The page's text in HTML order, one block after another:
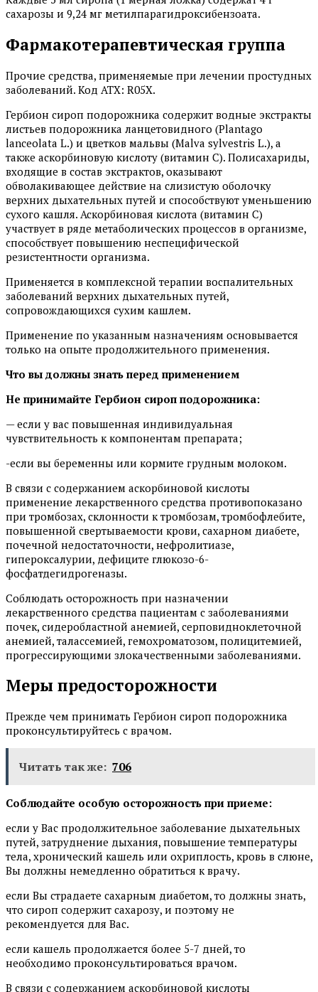
сахарозы и 9,24 мг метилпарагидроксибензоата.
Фармакотерапевтическая группа
Прочие средства, применяемые при лечении простудных
заболеваний. Код ATX: R05X.
Гербион сироп подорожника содержит водные экстракты
листьев подорожника ланцетовидного (Plantago
lanceolata L.) и цветков мальвы (Malva sylvestris L.), а
также аскорбиновую кислоту (витамин С). Полисахариды,
входящие в состав экстрактов, оказывают
обволакивающее действие на слизистую оболочку
верхних дыхательных путей и способствуют уменьшению
сухого кашля. Аскорбиновая кислота (витамин С)
участвует в ряде метаболических процессов в организме,
способствует повышению неспецифической
резистентности организма.
Применяется в комплексной терапии воспалительных
заболеваний верхних дыхательных путей,
сопровождающихся сухим кашлем.
Применение по указанным назначениям основывается
только на опыте продолжительного применения.
Что вы должны знать перед применением
Не принимайте Гербион сироп подорожника:
— если у вас повышенная индивидуальная
чувствительность к компонентам препарата;
-если вы беременны или кормите грудным молоком.
В связи с содержанием аскорбиновой кислоты
применение лекарственного средства противопоказано
при тромбозах, склонности к тромбозам, тромбофлебите,
повышенной свертываемости крови, сахарном диабете,
почечной недостаточности, нефролитиазе,
гипероксалурии, дефиците глюкозо-6-
фосфатдегидрогеназы.
Соблюдать осторожность при назначении
лекарственного средства пациентам с заболеваниями
почек, сидеробластной анемией, серповидноклеточной
анемией, талассемией, гемохроматозом, полицитемией,
прогрессирующими злокачественными заболеваниями.
Меры предосторожности
Прежде чем принимать Гербион сироп подорожника
проконсультируйтесь с врачом.
Читать так же: 706
Соблюдайте особую осторожность при приеме:
если у Вас продолжительное заболевание дыхательных
путей, затруднение дыхания, повышение температуры
тела, хронический кашель или охриплость, кровь в слюне,
Вы должны немедленно обратиться к врачу.
если Вы страдаете сахарным диабетом, то должны знать,
что сироп содержит сахарозу, и поэтому не
рекомендуется для Вас.
если кашель продолжается более 5-7 дней, то
необходимо проконсультироваться врачом.
В связи с содержанием аскорбиновой кислоты